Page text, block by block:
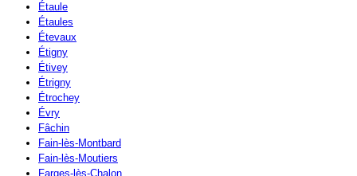
Étaule
Étaules
Étevaux
Étigny
Étivey
Étrigny
Étrochey
Évry
Fâchin
Fain-lès-Montbard
Fain-lès-Moutiers
Farges-lès-Chalon